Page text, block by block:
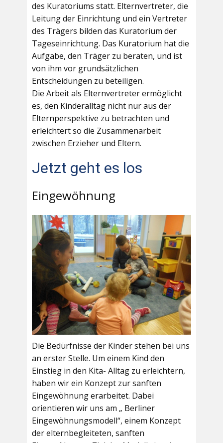
des Kuratoriums statt. Elternvertreter, die
Leitung der Einrichtung und ein Vertreter
des Trägers bilden das Kuratorium der
Tageseinrichtung. Das Kuratorium hat die
Aufgabe, den Träger zu beraten, und ist
von ihm vor grundsätzlichen
Entscheidungen zu beteiligen.
Die Arbeit als Elternvertreter ermöglicht
es, den Kinderalltag nicht nur aus der
Elternperspektive zu betrachten und
erleichtert so die Zusammenarbeit
zwischen Erzieher und Eltern.
Jetzt geht es los
Eingewöhnung
Die Bedürfnisse der Kinder stehen bei uns
an erster Stelle. Um einem Kind den
Einstieg in den Kita- Alltag zu erleichtern,
haben wir ein Konzept zur sanften
Eingewöhnung erarbeitet. Dabei
orientieren wir uns am „ Berliner
Eingewöhnungsmodell“, einem Konzept
der elternbegleiteten, sanften